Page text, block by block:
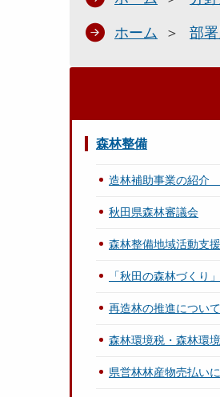
ホーム 部
森林整備
造林補助事業の紹介
秋田県森林審議会
森林整備地域活動支
「秋田の森林づくり
再造林の推進について
森林環境税・森林環
県営林林産物売払い